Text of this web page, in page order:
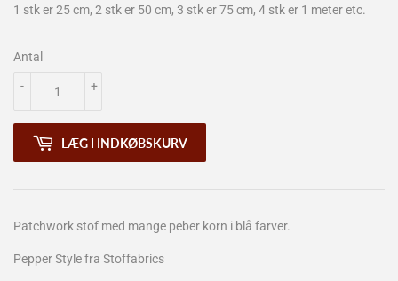
1 stk er 25 cm, 2 stk er 50 cm, 3 stk er 75 cm, 4 stk er 1 meter etc.
Antal
+
-
LÆG I INDKØBSKURV
Patchwork stof med mange peber korn i blå farver.
Pepper Style fra Stoffabrics